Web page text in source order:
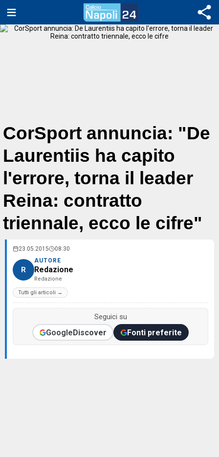
CorSport annuncia: "De
Laurentiis ha capito
l'errore, torna il leader
Reina: contratto
triennale, ecco le cifre"
23.05.2015 08:30
R
AUTORE
Redazione
Redazione
Tutti gli articoli →
Seguici su
GoogleDiscover Fonti preferite